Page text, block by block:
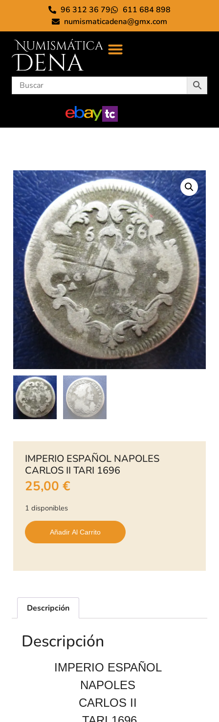
96 312 36 79
611 684 898
numismaticadena@gmx.com
IMPERIO ESPAÑOL NAPOLES
CARLOS II TARI 1696
25,00 €
1 disponibles
Añadir Al Carrito
Descripción
Descripción
IMPERIO ESPAÑOL
NAPOLES
CARLOS II